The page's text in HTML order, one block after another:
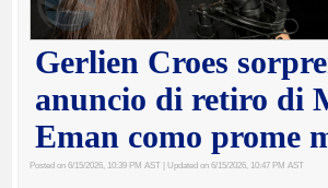
Gerlien Croes
anuncio di retiro di
Eman como prome
Posted on 6/15/2026, 10:39 PM AST | Updated on 6/15/2026, 10:47 PM AST